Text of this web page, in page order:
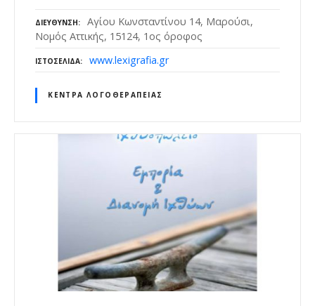
ΔΙΕΎΘΥΝΣΗ
Αγίου Κωνσταντίνου 14, Μαρούσι,
Νομός Αττικής, 15124, 1ος όροφος
ΙΣΤΟΣΕΛΊΔΑ www.lexigrafia.gr
ΚΈΝΤΡΑ ΛΟΓΟΘΕΡΑΠΕΊΑΣ